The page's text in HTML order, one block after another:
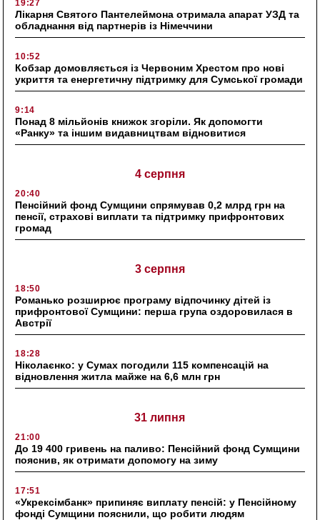
19:27
Лікарня Святого Пантелеймона отримала апарат УЗД та
обладнання від партнерів із Німеччини
10:52
Кобзар домовляється із Червоним Хрестом про нові
укриття та енергетичну підтримку для Сумської громади
9:14
Понад 8 мільйонів книжок згоріли. Як допомогти
«Ранку» та іншим видавництвам відновитися
4 серпня
20:40
Пенсійний фонд Сумщини спрямував 0,2 млрд грн на
пенсії, страхові виплати та підтримку прифронтових
громад
3 серпня
18:50
Романько розширює програму відпочинку дітей із
прифронтової Сумщини: перша група оздоровилася в
Австрії
18:28
Ніколаєнко: у Сумах погодили 115 компенсацій на
відновлення житла майже на 6,6 млн грн
31 липня
21:00
До 19 400 гривень на паливо: Пенсійний фонд Сумщини
пояснив, як отримати допомогу на зиму
17:51
«Укрексімбанк» припиняє виплату пенсій: у Пенсійному
фонді Сумщини пояснили, що робити людям